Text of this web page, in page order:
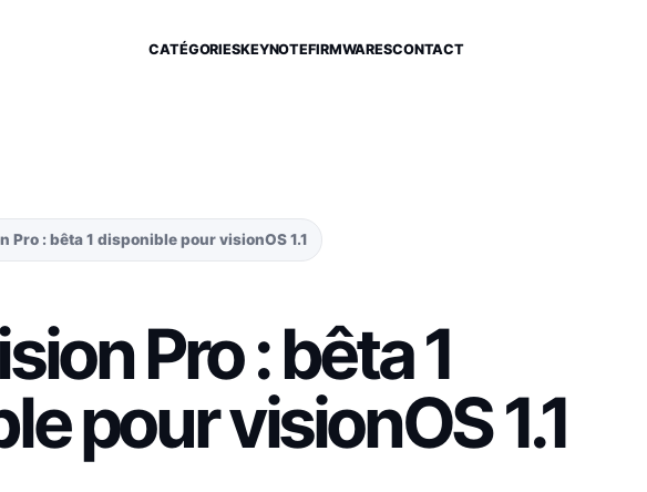
CATÉGORIESKEYNOTEFIRMWARESCONTACT
Pro : bêta 1 disponible pour visionOS 1.1
Pro : bêta 1
pour visionOS 1.1